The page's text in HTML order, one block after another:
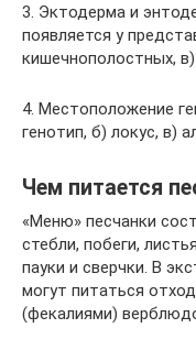
3. Эктодерма и
появляется у
кишечнополостных, в)
4. Местоположение
генотип, б) локус, в)
Чем питается
«Меню» песчанки
стебли, побеги,
пауки и сверчки. В
могут питаться
(фекалиями)